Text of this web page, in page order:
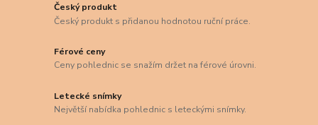
Český produkt
Český produkt s přidanou hodnotou ruční práce.
Férové ceny
Ceny pohlednic se snažím držet na férové úrovni.
Letecké snímky
Největší nabídka pohlednic s leteckými snímky.